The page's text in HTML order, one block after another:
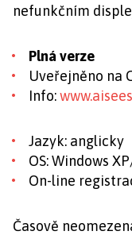
nefunkčním
Plná verze
Uveřejněno na
Info:
Jazyk: anglicky
OS: Windows
On-line
Časově